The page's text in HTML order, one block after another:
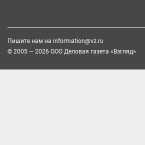
Пишите нам на information@vz.ru
© 2005 — 2026 ООО Деловая газета «Взгляд»